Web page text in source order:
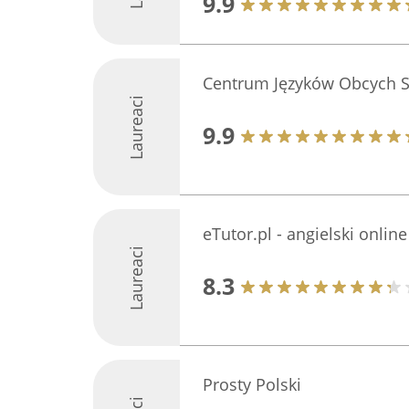
Laureaci
Centrum Języków Obcych
9.9
Laureaci
eTutor.pl - angielski online
8.3
Prosty Polski